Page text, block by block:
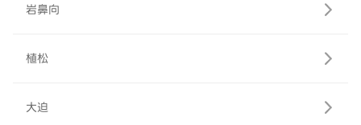
岩鼻向
植松
大迫